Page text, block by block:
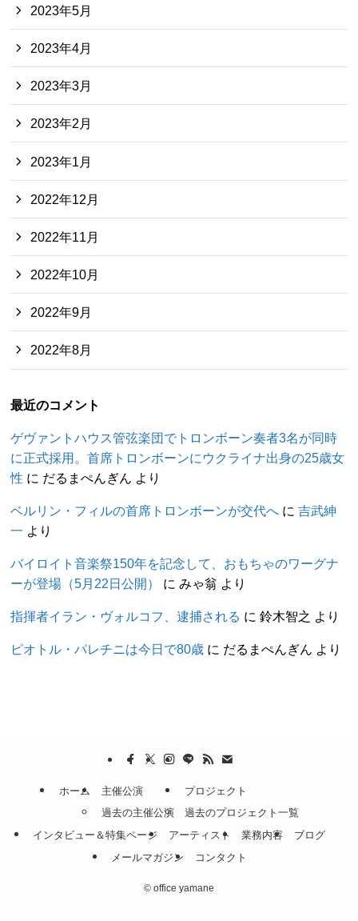
2023年5月
2023年4月
2023年3月
2023年2月
2023年1月
2022年12月
2022年11月
2022年10月
2022年9月
2022年8月
最近のコメント
ゲヴァントハウス管弦楽団でトロンボーン奏者3名が同時
に正式採用。首席トロンボーンにウクライナ出身の25歳女
性 に だるまぺんぎん より
ベルリン・フィルの首席トロンボーンが交代へ に吉武紳
一 より
バイロイト音楽祭150年を記念して、おもちゃのワーグナ
ーが登場（5月22日公開）
にみゃ翁 より
指揮者イラン・ヴォルコフ、逮捕される に鈴木智之 より
ピオトル・パレチニは今日で80歳 に だるまぺんぎん より
ホーム
主催公演
過去の主催公演
プロジェクト
過去のプロジェクト一覧
インタビュー＆特集ページ
アーティスト 業務内容
ブログ
メールマガジン
コンタクト
© office yamane